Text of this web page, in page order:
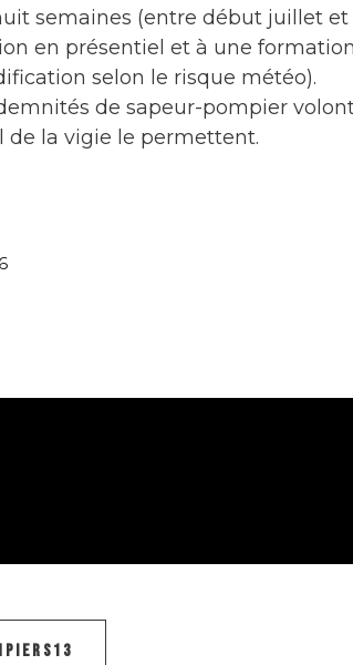
semaines (entre début juillet
en présentiel et à une
selon le risque météo).
de sapeur-pompier
de la vigie le permettent.